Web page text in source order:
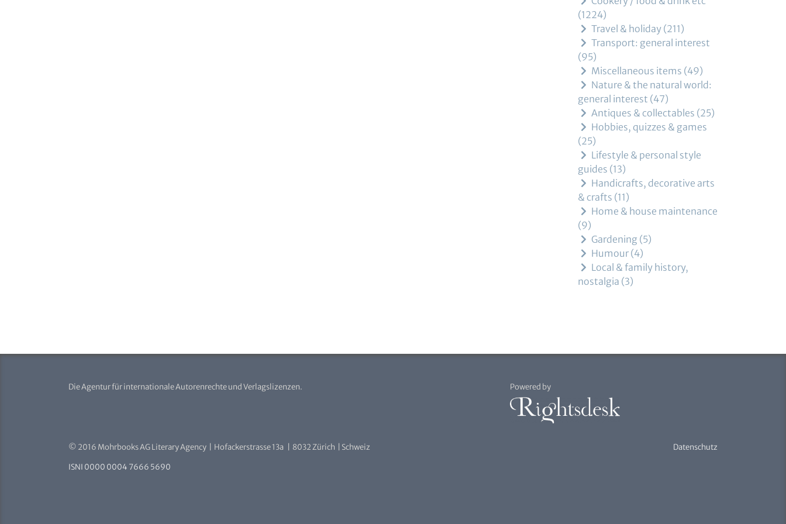
1224
Travel & holiday 211
Transport: general interest
95
Miscellaneous items 49
Nature & the natural world:
general interest 47
Antiques & collectables 25
Hobbies, quizzes & games
25
Lifestyle & personal style
guides 13
Handicrafts, decorative arts
& crafts 11
Home & house maintenance
9
Gardening 5
Humour 4
Local & family history,
nostalgia 3
Die Agentur für internationale Autorenrechte und Verlagslizenzen. Powered by
Datenschutz
© 2016 Mohrbooks AG Literary Agency | Hofackerstrasse 13a | 8032 Zürich | Schweiz
ISNI 0000 0004 7666 5690